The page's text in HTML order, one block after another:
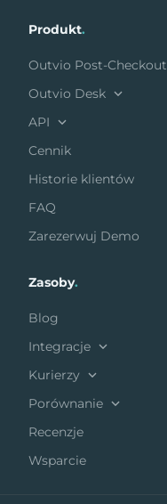
Produkt.
Outvio Post-Checkout
Outvio Desk
API
Cennik
Historie klientów
FAQ
Zarezerwuj Demo
Zasoby.
Blog
Integracje
Kurierzy
Porównanie
Recenzje
Wsparcie